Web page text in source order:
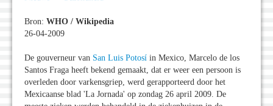
Bron: WHO / Wikipedia
26-04-2009
De gouverneur van San Luis Potosí in Mexico, Marcelo de los
Santos Fraga heeft bekend gemaakt, dat er weer een persoon is
overleden door varkensgriep, werd gerapporteerd door het
Mexicaanse blad 'La Jornada' op zondag 26 april 2009. De